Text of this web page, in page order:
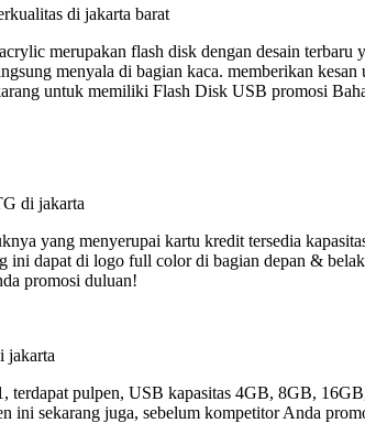
merupakan flash disk dengan desain
menyala di bagian kaca. memberikan
untuk memiliki Flash Disk USB promosi
yang menyerupai kartu kredit tersedia
ini dapat di logo full color di bagian depan &
promosi duluan!
terdapat pulpen, USB kapasitas 4GB, 8GB,
ini sekarang juga, sebelum kompetitor Anda